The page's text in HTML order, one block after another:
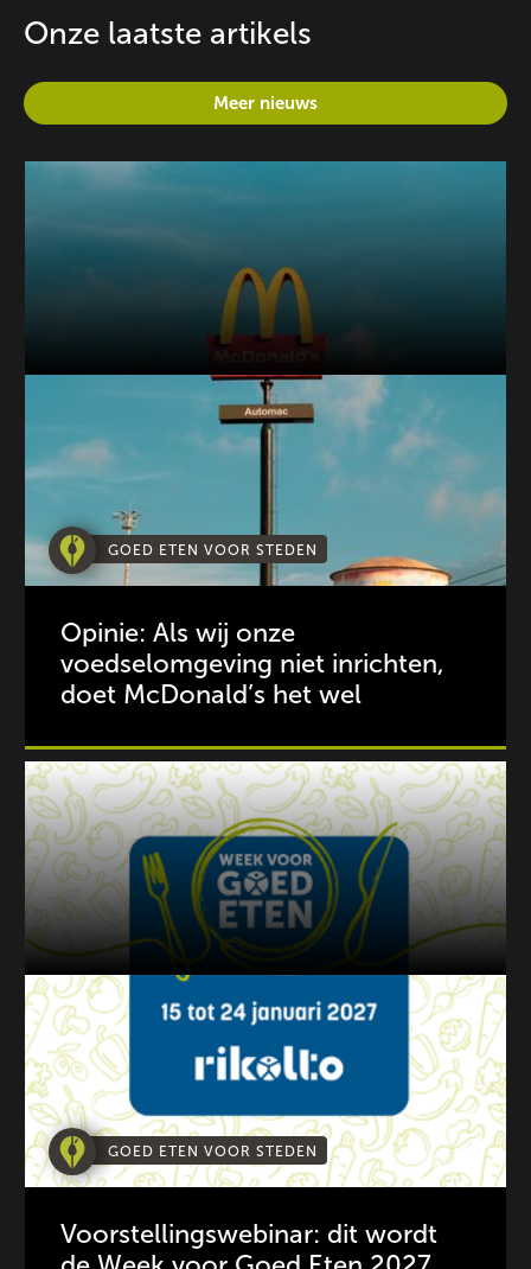
Onze laatste artikels
Meer nieuws
GOED ETEN VOOR STEDEN
Opinie: Als wij onze
voedselomgeving niet inrichten,
doet McDonald’s het wel
GOED ETEN VOOR STEDEN
Voorstellingswebinar: dit wordt